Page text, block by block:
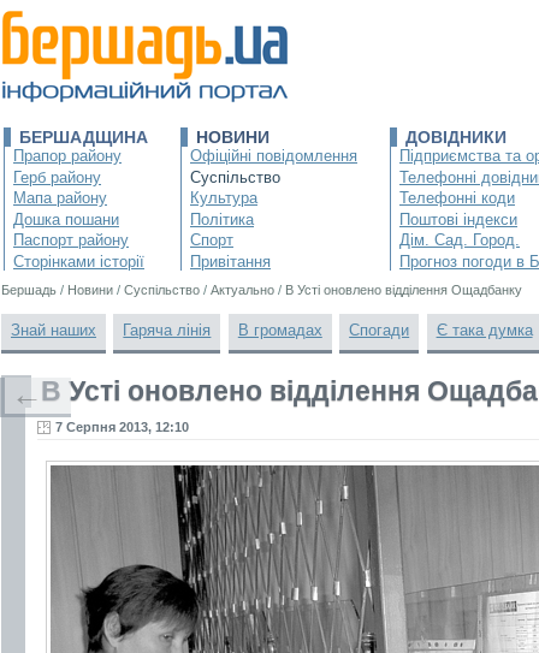
БЕРШАДЩИНА
Прапор району
Герб району
Мапа району
Дошка пошани
Паспорт району
Сторінками історії
НОВИНИ
Офіційні повідомлення
Суспільство
Культура
Політика
Спорт
Привітання
ДОВІДНИКИ
Підприємства та
Телефонні
Телефонні коди
Поштові індекси
Дім. Сад. Город.
Прогноз погоди в
Бершадь / Новини / Суспільство / Актуально / В Усті оновлено відділення Ощадбанку
Знай наших Гаряча лінія В громадах Спогади Є така думка
В Усті оновлено відділення
7 Серпня 2013, 12:10
←